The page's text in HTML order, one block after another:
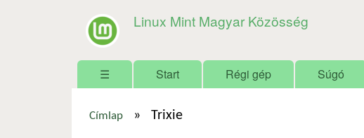
Linux Mint Magyar Közösség
Főmenü
☰ Start Régi gép Súgó
Címlap » Trixie